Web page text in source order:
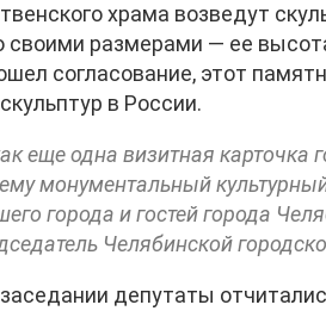
храма возведут
размерами — ее
согласование, этот
в России.
еще одна визитная карточка
монументальный
города и гостей города
Челябинской
депутаты